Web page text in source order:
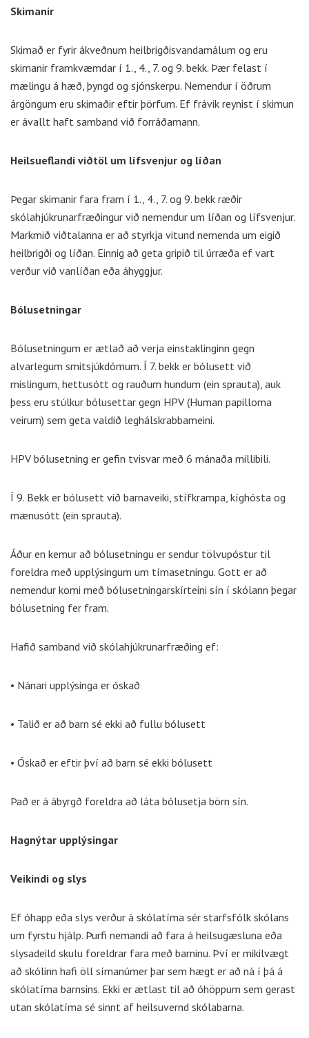
Skimanir
Skimað er fyrir ákveðnum heilbrigðisvandamálum og eru
skimanir framkvæmdar í 1., 4., 7. og 9. bekk. Þær felast í
mælingu á hæð, þyngd og sjónskerpu. Nemendur í öðrum
árgöngum eru skimaðir eftir þörfum. Ef frávik reynist í skimun
er ávallt haft samband við forráðamann.
Heilsueflandi viðtöl um lífsvenjur og líðan
Þegar skimanir fara fram í 1., 4., 7. og 9. bekk ræðir
skólahjúkrunarfræðingur við nemendur um líðan og lífsvenjur.
Markmið viðtalanna er að styrkja vitund nemenda um eigið
heilbrigði og líðan. Einnig að geta gripið til úrræða ef vart
verður við vanlíðan eða áhyggjur.
Bólusetningar
Bólusetningum er ætlað að verja einstaklinginn gegn
alvarlegum smitsjúkdómum. Í 7. bekk er bólusett við
mislingum, hettusótt og rauðum hundum (ein sprauta), auk
þess eru stúlkur bólusettar gegn HPV (Human papilloma
veirum) sem geta valdið leghálskrabbameini.
HPV bólusetning er gefin tvisvar með 6 mánaða millibili.
Í 9. Bekk er bólusett við barnaveiki, stífkrampa, kíghósta og
mænusótt (ein sprauta).
Áður en kemur að bólusetningu er sendur tölvupóstur til
foreldra með upplýsingum um tímasetningu. Gott er að
nemendur komi með bólusetningarskírteini sín í skólann þegar
bólusetning fer fram.
Hafið samband við skólahjúkrunarfræðing ef:
• Nánari upplýsinga er óskað
• Talið er að barn sé ekki að fullu bólusett
• Óskað er eftir því að barn sé ekki bólusett
Það er á ábyrgð foreldra að láta bólusetja börn sín.
Hagnýtar upplýsingar
Veikindi og slys
Ef óhapp eða slys verður á skólatíma sér starfsfólk skólans
um fyrstu hjálp. Þurfi nemandi að fara á heilsugæsluna eða
slysadeild skulu foreldrar fara með barninu. Því er mikilvægt
að skólinn hafi öll símanúmer þar sem hægt er að ná í þá á
skólatíma barnsins. Ekki er ætlast til að óhöppum sem gerast
utan skólatíma sé sinnt af heilsuvernd skólabarna.